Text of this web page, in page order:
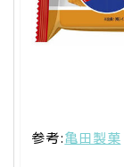
参考:亀田製菓